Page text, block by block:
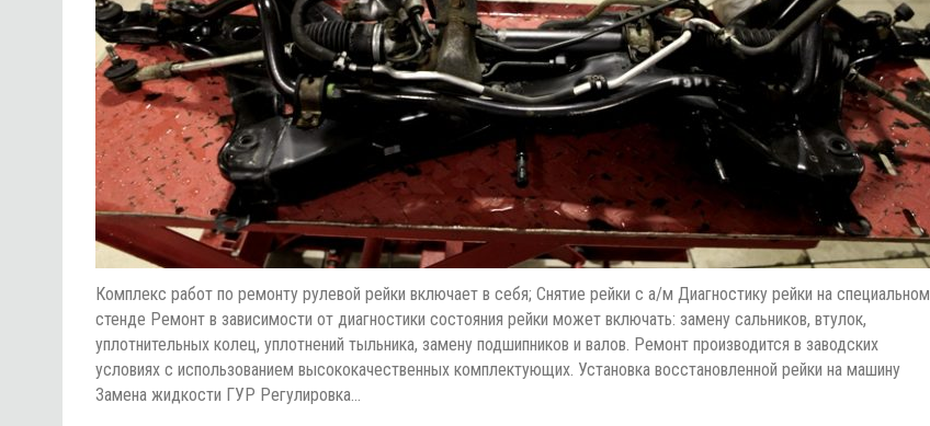
Комплекс работ по ремонту рулевой рейки включает в себя; Снятие рейки с а/м Диагностику рейки на специальном
стенде Ремонт в зависимости от диагностики состояния рейки может включать: замену сальников, втулок,
уплотнительных колец, уплотнений тыльника, замену подшипников и валов. Ремонт производится в заводских
условиях с использованием высококачественных комплектующих. Установка восстановленной рейки на машину
Замена жидкости ГУР Регулировка…